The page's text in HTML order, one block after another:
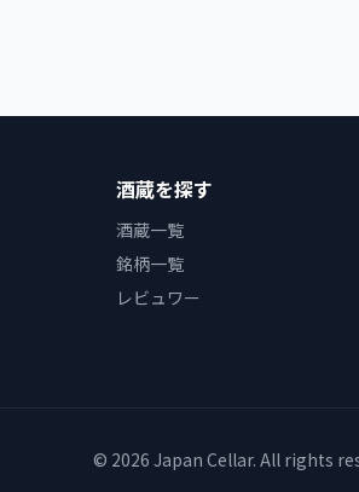
酒蔵を探す
酒蔵一覧
銘柄一覧
レビュワー
© 2026 Japan Cellar. All rights